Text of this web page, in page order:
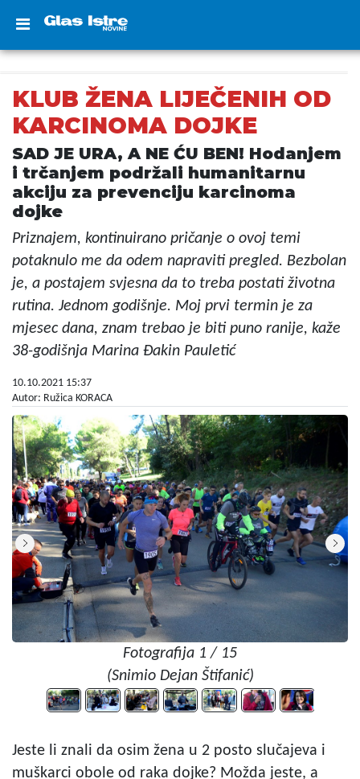
KLUB ŽENA LIJEČENIH OD
KARCINOMA DOJKE
SAD JE URA, A NE ĆU BEN! Hodanjem
i trčanjem podržali humanitarnu
akciju za prevenciju karcinoma
dojke
Priznajem, kontinuirano pričanje o ovoj temi
potaknulo me da odem napraviti pregled. Bezbolan
je, a postajem svjesna da to treba postati životna
rutina. Jednom godišnje. Moj prvi termin je za
mjesec dana, znam trebao je biti puno ranije, kaže
38-godišnja Marina Đakin Pauletić
10.10.2021 15:37
Autor: Ružica KORACA
Fotografija 1 / 15
(Snimio Dejan Štifanić)
Jeste li znali da osim žena u 2 posto slučajeva i
muškarci obole od raka dojke? Možda jeste, a